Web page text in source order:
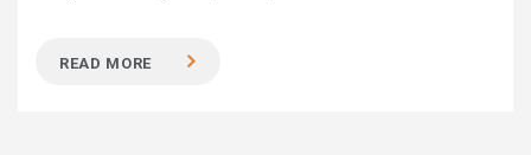
READ MORE